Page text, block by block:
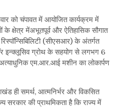
ने
किया
को चंपावत में आयोजित कार्यक्रम में
क्षेत्र मेंअभूतपूर्व और ऐतिहासिक सौगात
(सीएसआर) के अंतर्गत
इन्क्लूसिव ग्रोथ के सहयोग से लगभग 6
एम.आर.आई मशीन का लोकार्पण
ही समर्थ, आत्मनिर्भर और विकसित
सरकार की प्राथमिकता है कि राज्य में